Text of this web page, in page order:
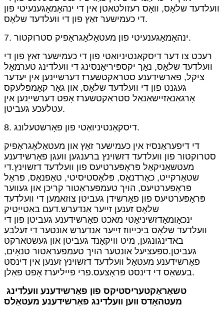
וועלדעד שלאָס, וואָס רעזולטאטן אין די ינהאָמאָגענעיטי פון
די כעמישער זאַץ פון די וועלדעד שלאָס.
7. ינהאָמאָגענעיטי פון מעטאַלאָגראַפיק סטרוקטור.
רעכט צו דער דיסקאַנטיניואַטי פון די כעמישער זאַץ פון די
וועלדעד שלאָס, נאָך יקספּיריאַנסינג די וועלדינג טערמאַל
ציקל, פאַרשידענע סטראַקטשערז דערשייַנען אין יעדער
געגנט פון די וועלדעד שלאָס, און גאָר קאָמפּלעקס
אָרגאַנאַזיישאַנאַל סטראַקטשערז אָפט דערשייַנען אין
עטלעכע געביטן.
8. דיסקאַנטיניואַטי פון פאָרשטעלונג.
די דיפעראַנסיז אין כעמישער זאַץ און מעטאַלאָגראַפיק
סטרוקטור פון וועלדעד דזשוינץ ברענגען וועגן פאַרשידענע
מעטשאַניקאַל פּראָפּערטיעס פון וועלדעד דזשוינץ.די
שטאַרקייט, כאַרדנאַס, פּלאַסטיסיטי, טאַפנאַס, פּראַל
פּראָפּערטיעס, הויך טעמפּעראַטור קריכן און געווער
פּראָפּערטיעס פון פאַרשידן געביטן צוזאמען די וועלדעד
שלאָס זענען זייער אַנדערש.דעם באַטייַטיק
ינכאָומאַדזשיניאַטי מאכט פאַרשידענע געביטן פון די
וועלדעד שלאָס ביכייווז זייער אַנדערש אונטער די זעלבע
באדינגונגען, מיט וויקאַנד געביטן און געשטארקט
געביטן.ספּעציעל אונטער הויך טעמפּעראַטור טנאָים,
פאַרשידענע מעטאַל וועלדעד דזשוינץ זענען אין דינסט
בעשאַס די דינסט פּראָצעס.פרי פייליערז אָפט פאַלן.
טשאַראַקטעריסטיקס פון פאַרשידענע וועלדינג
מעטהאָדס ווען וועלדינג פאַרשידענע מעטאַלס